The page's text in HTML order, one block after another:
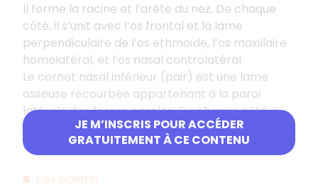
JE M’INSCRIS POUR ACCÉDER
GRATUITEMENT À CE CONTENU
Il forme la racine et l’arête du nez. De chaque
côté, il s’unit avec l’os frontal et la lame
perpendiculaire de l’os ethmoïde, l’os maxillaire
homolatéral, et l’os nasal controlatéral.
Le cornet nasal inférieur (pair) est une lame
osseuse recourbée appartenant à la paroi
latérale des fosses nasales. De chaque côté, il
s’unit avec les os maxillaires, palatin et lacrymal
homolatéraux et ethmoïde.
L’os palatin